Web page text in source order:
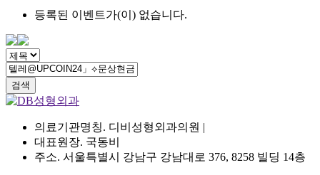
등록된 이벤트가(이) 없습니다.
검색
의료기관명칭. 디비성형외과의원 |
대표원장. 국동비
주소. 서울특별시 강남구 강남대로 376, 8258 빌딩 14층